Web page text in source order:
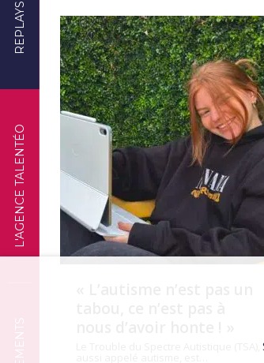
L'AGENCE TALENTÉO
REPLAYS
TÉMOIGNAGES